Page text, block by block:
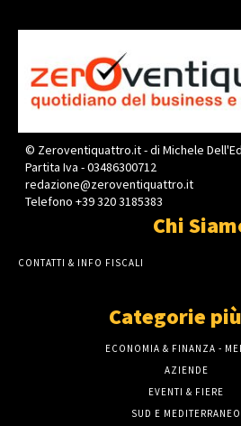
© Zeroventiquattro.it - di Michele
Partita Iva - 03486300712
redazione@zeroventiquattro.it
Telefono +39 320 3185383
Chi
CONTATTI & INFO FISCALI
Categorie
ECONOMIA & FINANZA -
AZIENDE
EVENTI & FIERE
SUD E MEDITERRANEO